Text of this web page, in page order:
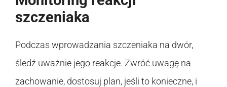
szczeniaka
Podczas wprowadzania szczeniaka na dwór,
śledź uważnie jego reakcje. Zwróć uwagę na
zachowanie, dostosuj plan, jeśli to konieczne, i